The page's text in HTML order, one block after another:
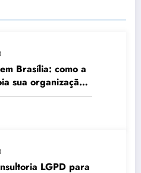
Brasília: como a
sua organização |
LGPD para